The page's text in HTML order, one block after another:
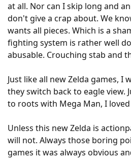
at all. Nor can I skip long and
don't give a crap about. We
wants all pieces. Which is a
fighting system is rather well
abusable. Crouching stab and
Just like all new Zelda games, I
they switch back to eagle view.
to roots with Mega Man, I
Unless this new Zelda is
will not. Always those boring
games it was always obvious